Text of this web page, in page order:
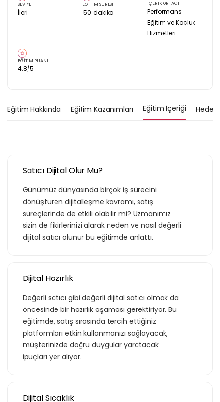
SEVİYE
İleri
EĞİTİM SÜRESİ
50 dakika
İÇERİK ORTAĞI
Performans
Eğitim ve Koçluk
Hizmetleri
EĞİTİM PUANI
4.8/5
Eğitim Hakkında Eğitim Kazanımları Eğitim İçeriği Hedef
Satıcı Dijital Olur Mu?
Günümüz dünyasında birçok iş sürecini
dönüştüren dijitalleşme kavramı, satış
süreçlerinde de etkili olabilir mi? Uzmanımız
sizin de fikirlerinizi alarak neden ve nasıl değerli
dijital satıcı olunur bu eğitimde anlattı.
Dijital Hazırlık
Değerli satıcı gibi değerli dijital satıcı olmak da
öncesinde bir hazırlık aşaması gerektiriyor. Bu
eğitimde, satış sırasında tercih ettiğiniz
platformları etkin kullanmanızı sağlayacak,
müşterinizde doğru duygular yaratacak
ipuçları yer alıyor.
Dijital Sıcaklık